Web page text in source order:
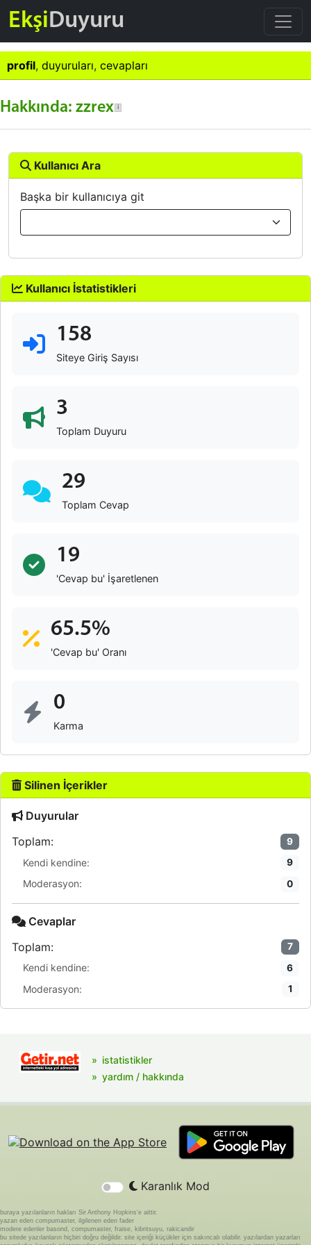
EkşiDuyuru
profil, duyuruları, cevapları
Hakkında: zzrex
Kullanıcı Ara
Başka bir kullanıcıya git
Kullanıcı İstatistikleri
158
Siteye Giriş Sayısı
3
Toplam Duyuru
29
Toplam Cevap
19
'Cevap bu' İşaretlenen
65.5%
'Cevap bu' Oranı
0
Karma
Silinen İçerikler
Duyurular
Toplam:
9
Kendi kendine: 9
Moderasyon: 0
Cevaplar
Toplam:
7
Kendi kendine: 6
Moderasyon: 1
istatistikler
yardım / hakkında
Karanlık Mod
buraya yazılanların hakları Sir Anthony Hopkins'e aittir.
yazan eden compumaster, ilgilenen eden fader
modere edenler basond, compumaster, fraise, kibritsuyu, rakicandir
bu sitede yazılanların hiçbiri doğru değildir. site içeriği küçükler için sakıncalı olabilir. yazılardan yazarları